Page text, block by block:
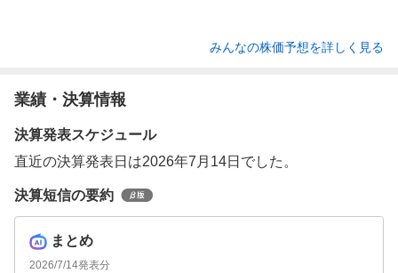
みんなの株価予想を詳しく見る
業績・決算情報
決算発表スケジュール
直近の決算発表日は2026年7月14日でした。
決算短信の要約
まとめ
2026/7/14発表分